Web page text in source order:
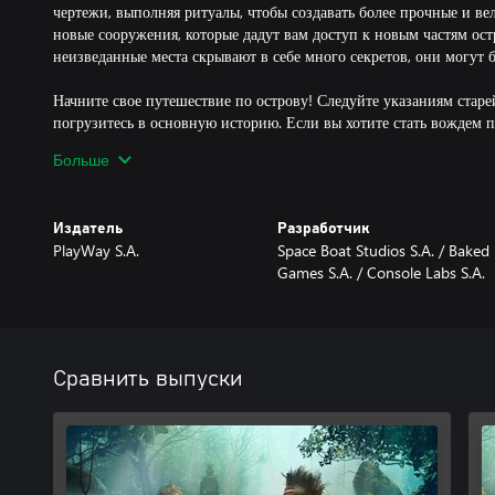
чертежи, выполняя ритуалы, чтобы создавать более прочные и
новые сооружения, которые дадут вам доступ к новым частям
неизведанные места скрывают в себе много секретов, они могут
Начните свое путешествие по острову! Следуйте указаниям
погрузитесь в основную историю. Если вы хотите стать вождем
не только свой голод, но и голод ваших жителей. Местные
пищу. Вы не можете позволить голоду воцариться в деревне!
можете оказаться неподготовленными к тому, что предстоит.
Больше
Издатель
PlayWay S.A.
Разработчик
Space Boat Studios S.A. / Baked
Games S.A. / Console Labs S.A.
Сравнить выпуски